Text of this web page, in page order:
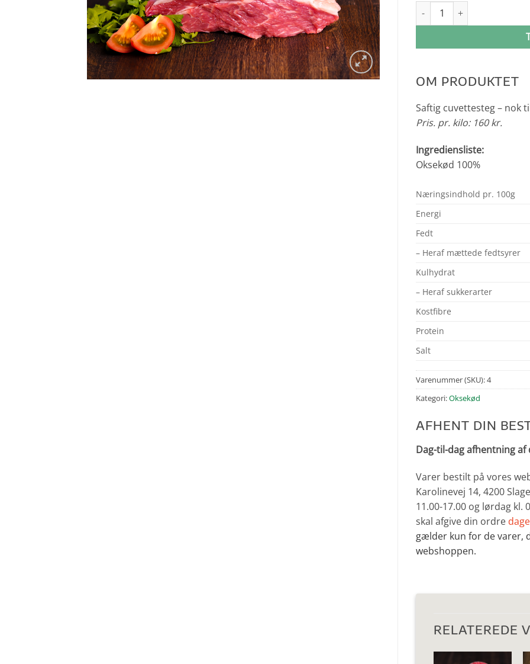
Cuvette krogmodnet antal
OM PRODUKTET
Saftig cuvettesteg – nok
Pris. pr. kilo: 160 kr.
Ingrediensliste:
Oksekød 100%
Næringsindhold pr. 100g
Energi
Fedt
– Heraf mættede fedtsyrer
Kulhydrat
– Heraf sukkerarter
Kostfibre
Protein
Salt
Varenummer (SKU):4
Kategori:Oksekød
AFHENT DIN
Dag-til-dag afhentning
Varer bestilt på vores
Karolinevej 14, 4200
11.00-17.00 og lørdag
skal afgive din ordre
gælder kun for de varer,
webshoppen.
RELATEREDE